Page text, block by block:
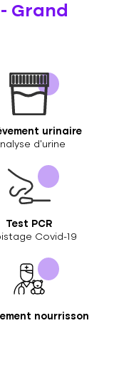
Grand
urinaire
d’urine
Test PCR
Covid-19
nourrisson